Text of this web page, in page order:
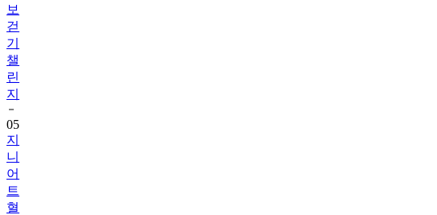
보
걷
기
챌
린
지
05
지
니
어
트
혈